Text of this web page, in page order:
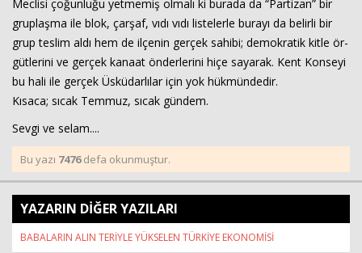
Mec­li­si ço­ğun­lu­ğu yet­me­miş ol­ma­lı ki bu­ra­da da “Par­ti­zan” bir
grup­laş­ma ile blok, çar­şaf, vıdı vıdı lis­te­ler­le bu­ra­yı da be­lir­li bir
grup tes­lim aldı hem de il­çe­nin ger­çek sa­hi­bi; de­mok­ra­tik kitle ör­
güt­le­ri­ni ve ger­çek ka­na­at ön­der­le­ri­ni hiçe sa­ya­rak. Kent Kon­se­yi
bu hali ile ger­çek Üs­kü­dar­lı­lar için yok hük­mün­de­dir.
Kısaca; sıcak Temmuz, sıcak gündem.
Sevgi ve selam....
Bu yazı 7476defa okunmuştur.
YAZARIN DİĞER YAZILARI
BABALARIN ALIN TERİYLE YÜKSELEN TÜRKİYE EKONOMİSİ